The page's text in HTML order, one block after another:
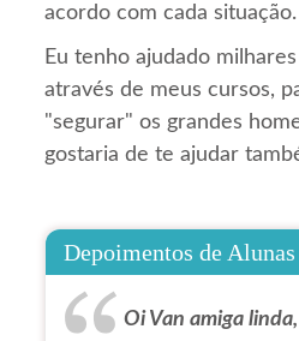
acordo com cada situação.
Eu tenho ajudado
através de meus cursos,
"segurar" os grandes
gostaria de te ajudar
Depoimentos de Alunas
Oi Van amiga